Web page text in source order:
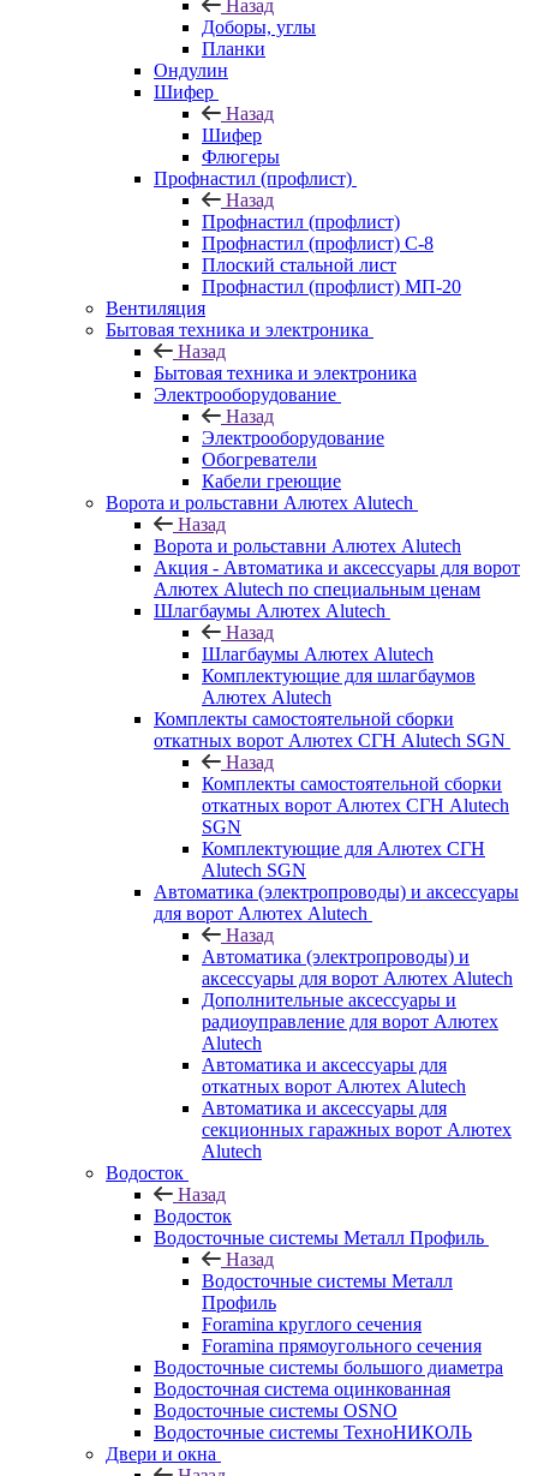
Назад
Доборы, углы
Планки
Ондулин
Шифер
Назад
Шифер
Флюгеры
Профнастил (профлист)
Назад
Профнастил (профлист)
Профнастил (профлист) С-8
Плоский стальной лист
Профнастил (профлист) МП-20
Вентиляция
Бытовая техника и электроника
Назад
Бытовая техника и электроника
Электрооборудование
Назад
Электрооборудование
Обогреватели
Кабели греющие
Ворота и рольставни Алютех Alutech
Назад
Ворота и рольставни Алютех Alutech
Акция - Автоматика и аксессуары для ворот
Алютех Alutech по специальным ценам
Шлагбаумы Алютех Alutech
Назад
Шлагбаумы Алютех Alutech
Комплектующие для шлагбаумов
Алютех Alutech
Комплекты самостоятельной сборки
откатных ворот Алютех СГН Alutech SGN
Назад
Комплекты самостоятельной сборки
откатных ворот Алютех СГН Alutech
SGN
Комплектующие для Алютех СГН
Alutech SGN
Автоматика (электропроводы) и аксессуары
для ворот Алютех Alutech
Назад
Автоматика (электропроводы) и
аксессуары для ворот Алютех Alutech
Дополнительные аксессуары и
радиоуправление для ворот Алютех
Alutech
Автоматика и аксессуары для
откатных ворот Алютех Alutech
Автоматика и аксессуары для
секционных гаражных ворот Алютех
Alutech
Водосток
Назад
Водосток
Водосточные системы Металл Профиль
Назад
Водосточные системы Металл
Профиль
Foramina круглого сечения
Foramina прямоугольного сечения
Водосточные системы большого диаметра
Водосточная система оцинкованная
Водосточные системы OSNO
Водосточные системы ТехноНИКОЛЬ
Двери и окна